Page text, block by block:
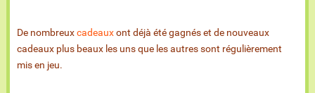
De nombreuxcadeauxont déjà été gagnés et de nouveaux
cadeaux plus beaux les uns que les autres sont régulièrement
mis en jeu.